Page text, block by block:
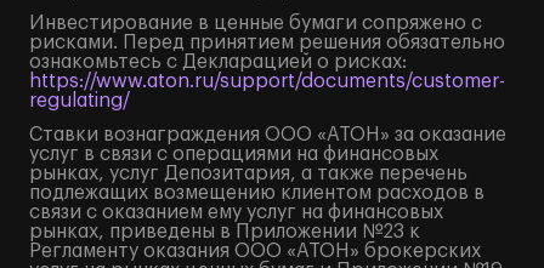
Инвестирование в ценные бумаги сопряжено с
рисками. Перед принятием решения обязательно
ознакомьтесь с Декларацией о рисках:
https://www.aton.ru/support/documents/customer-
regulating/
Ставки вознаграждения ООО «АТОН» за оказание
услуг в связи с операциями на финансовых
рынках, услуг Депозитария, а также перечень
подлежащих возмещению клиентом расходов в
связи с оказанием ему услуг на финансовых
рынках, приведены в Приложении №23 к
Регламенту оказания ООО «АТОН» брокерских